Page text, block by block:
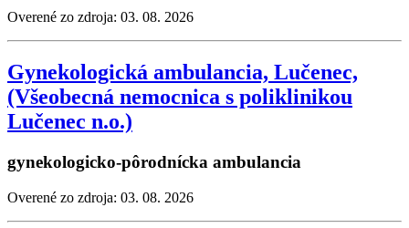
Overené zo zdroja: 03. 08. 2026
Gynekologická ambulancia, Lučenec,
(Všeobecná nemocnica s poliklinikou
Lučenec n.o.)
gynekologicko-pôrodnícka ambulancia
Overené zo zdroja: 03. 08. 2026